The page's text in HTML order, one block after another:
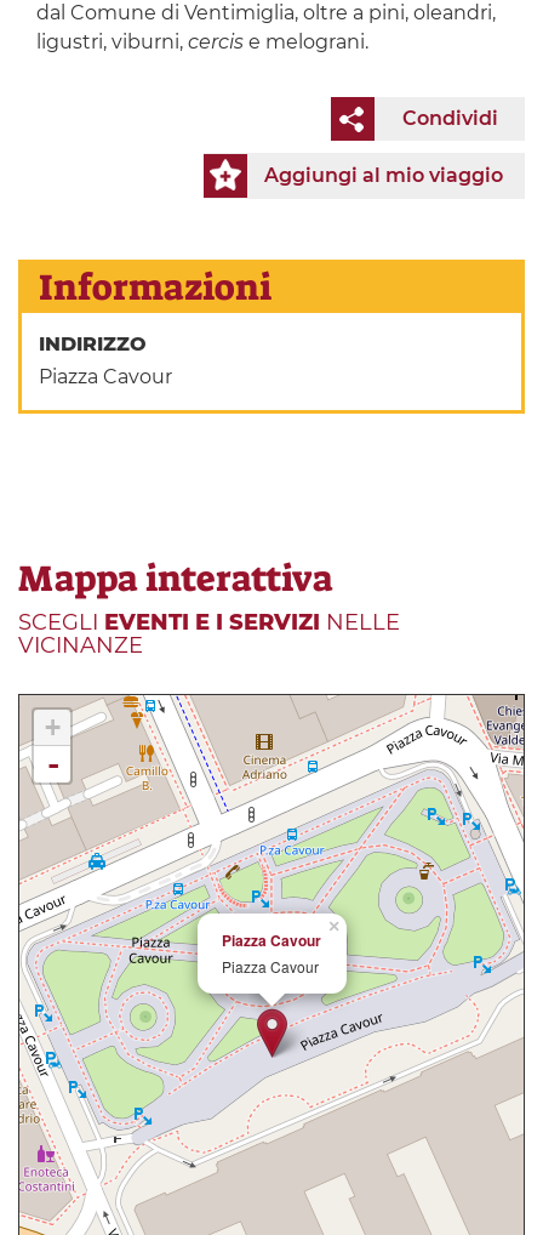
dal Comune di Ventimiglia, oltre a pini, oleandri,
ligustri, viburni, cercise melograni.
Condividi
Aggiungi al mio viaggio
Informazioni
INDIRIZZO
Piazza Cavour
Mappa interattiva
SCEGLI EVENTI E I SERVIZI NELLE
VICINANZE
×
Piazza Cavour
Piazza Cavour
+
-